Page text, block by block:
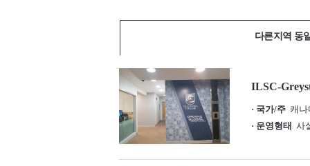
다른지역 동
ILSC-
· 국가/주 캐나
· 운영형태 사